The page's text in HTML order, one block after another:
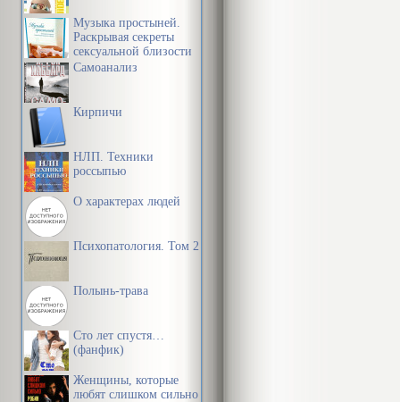
Музыка простыней.
Раскрывая секреты
сексуальной близости
в браке
Самоанализ
Кирпичи
НЛП. Техники
россыпью
О характерах людей
Психопатология. Том 2
Полынь-трава
Сто лет спустя…
(фанфик)
Женщины, которые
любят слишком сильно